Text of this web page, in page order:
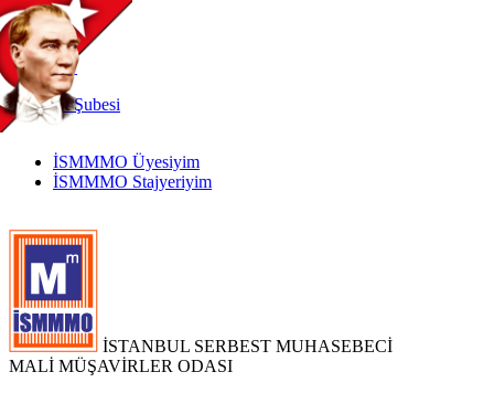
TR
|
EN
İnternetŞubesi
İSMMMO Üyesiyim
İSMMMO Stajyeriyim
İSTANBUL SERBEST MUHASEBECİ
MALİ MÜŞAVİRLER ODASI